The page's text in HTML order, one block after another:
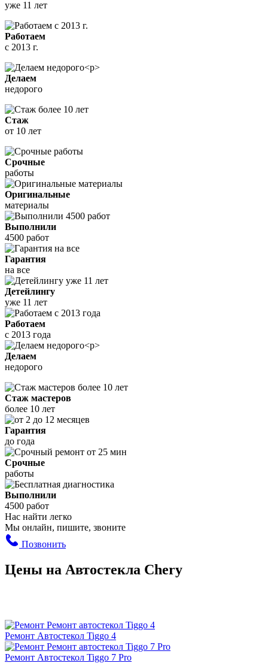
уже 11 лет
Работаем
с 2013 г.
Делаем
недорого
Стаж
от 10 лет
Срочные
работы
Оригинальные
материалы
Выполнили
4500 работ
Гарантия
на все
Детейлингу
уже 11 лет
Работаем
с 2013 года
Делаем
недорого
Стаж мастеров
более 10 лет
Гарантия
до года
Срочные
работы
Выполнили
4500 работ
Нас найти легко
Мы онлайн, пишите, звоните
Позвонить
Цены на Автостекла Chery
Ремонт Автостекол Tiggo 4
Ремонт Автостекол Tiggo 7 Pro